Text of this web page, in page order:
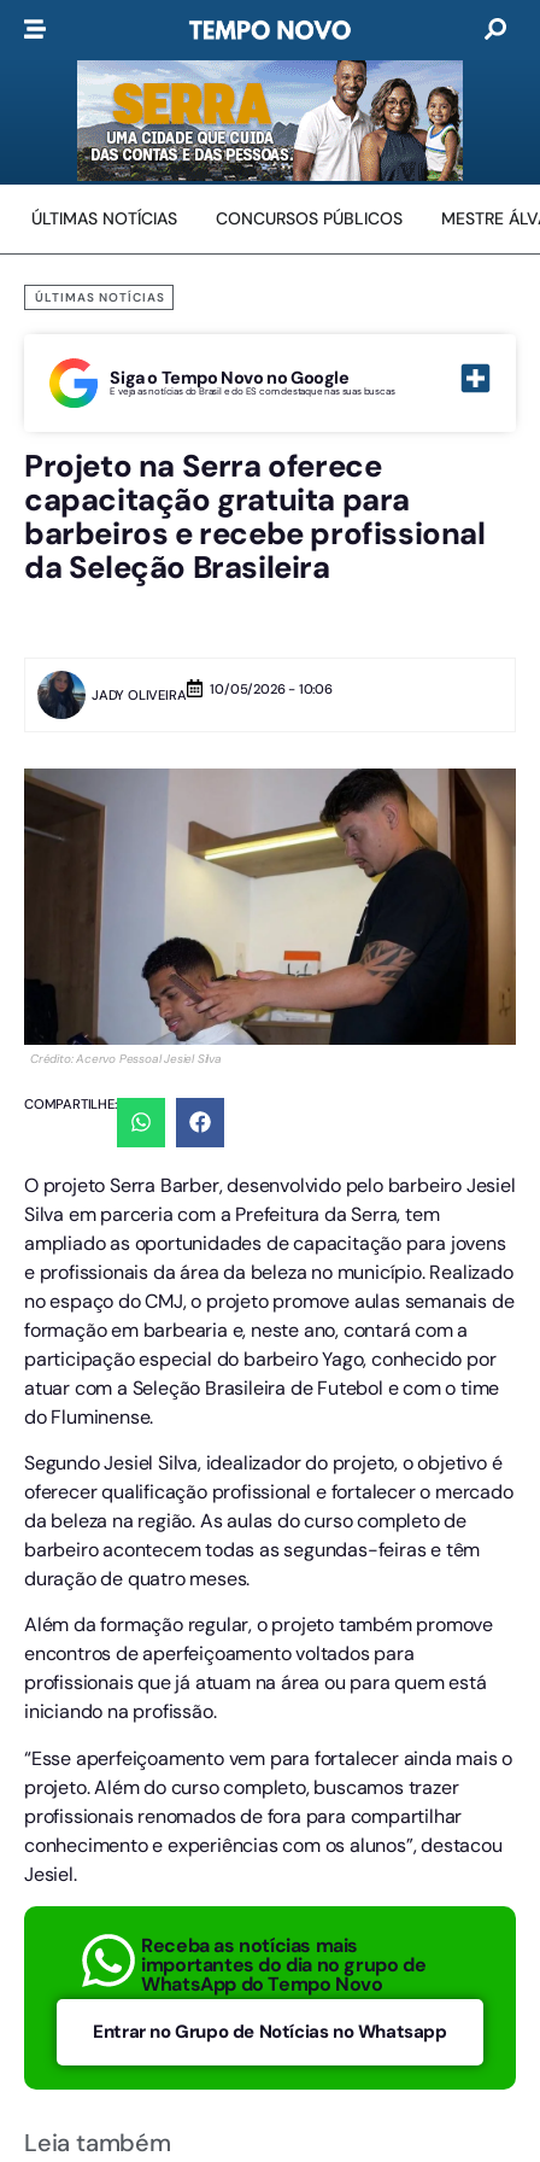
ÚLTIMAS NOTÍCIAS CONCURSOS PÚBLICOS MESTRE
ÚLTIMAS NOTÍCIAS
Siga o Tempo Novo no Google
E veja as notícias do Brasil e do ES com destaque nas suas buscas
Projeto na Serra oferece
capacitação gratuita para
barbeiros e recebe profissional
da Seleção Brasileira
JADY OLIVEIRA 10/05/2026 - 10:06
Crédito: Acervo Pessoal Jesiel Silva
COMPARTILHE:
O projeto Serra Barber, desenvolvido pelo barbeiro Jesiel
Silva em parceria com a Prefeitura da Serra, tem
ampliado as oportunidades de capacitação para jovens
e profissionais da área da beleza no município. Realizado
no espaço do CMJ, o projeto promove aulas semanais de
formação em barbearia e, neste ano, contará com a
participação especial do barbeiro Yago, conhecido por
atuar com a Seleção Brasileira de Futebol e com o time
do Fluminense.
Segundo Jesiel Silva, idealizador do projeto, o objetivo é
oferecer qualificação profissional e fortalecer o mercado
da beleza na região. As aulas do curso completo de
barbeiro acontecem todas as segundas-feiras e têm
duração de quatro meses.
Além da formação regular, o projeto também promove
encontros de aperfeiçoamento voltados para
profissionais que já atuam na área ou para quem está
iniciando na profissão.
“Esse aperfeiçoamento vem para fortalecer ainda mais o
projeto. Além do curso completo, buscamos trazer
profissionais renomados de fora para compartilhar
conhecimento e experiências com os alunos”, destacou
Jesiel.
Receba as notícias mais
importantes do dia no grupo de
WhatsApp do Tempo Novo
Entrar no Grupo de Notícias no Whatsapp
Leia também